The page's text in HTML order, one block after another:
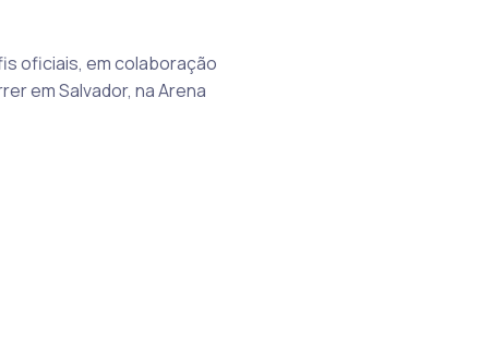
oficiais, em colaboração
em Salvador, na Arena